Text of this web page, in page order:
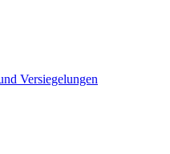
Versiegelungen